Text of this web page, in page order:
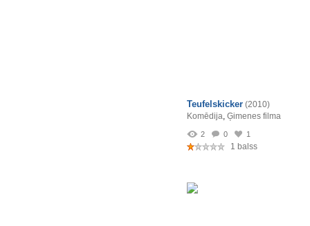
Teufelskicker (2010)
Komēdija, Ģimenes filma
2 0 1
1 balss